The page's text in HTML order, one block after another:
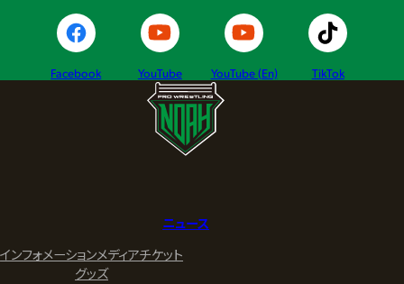
Facebook YouTube YouTube (En) TikTok
ニュース
インフォメーションメディアチケット
グッズ